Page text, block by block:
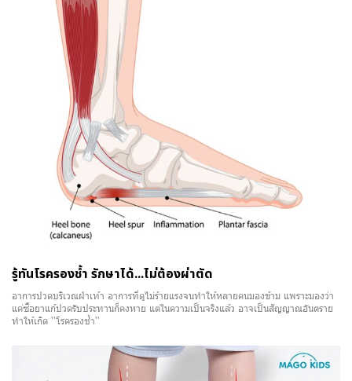
รู้ทันโรครองช้ำ รักษาได้...ไม่ต้องผ่าตัด
อาการปวดบริเวณฝ่าเท้า อาการที่ดูไม่ร้ายแรงจนทำให้หลายคนมองข้าม แพราะมองว่า
แค่ซื้อยาแก้ปวดรับประทานก็คงหาย แต่ในความเป็นจริงแล้ว อาจเป็นสัญญาณอันตราย
ทำให้เกิด ''โรครองช้ำ''